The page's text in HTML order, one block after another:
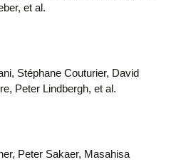
et al.
Stéphane Couturier, David
Peter Lindbergh, et al.
Peter Sakaer, Masahisa